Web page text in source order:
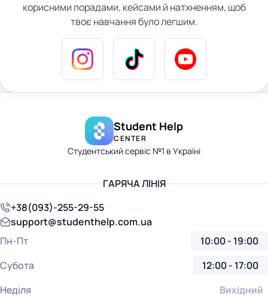
корисними порадами, кейсами й натхненням, щоб
твоє навчання було легшим.
Student Help
CENTER
Студентський сервіс №1 в Україні
ГАРЯЧА ЛІНІЯ
+38(093)-255-29-55
support@studenthelp.com.ua
Пн-Пт
10:00 - 19:00
Субота
12:00 - 17:00
Неділя
Вихідний